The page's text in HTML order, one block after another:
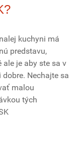
kuchyni má
predstavu,
ale je aby ste sa v
dobre. Nechajte sa
malou
tých